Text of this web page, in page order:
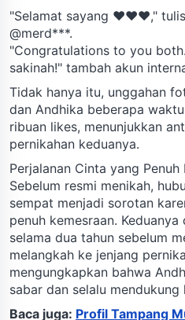
"Selamat sayang ❤️❤️❤️,"
@merd***.
"Congratulations to you
sakinah!" tambah akun
Tidak hanya itu, unggahan
dan Andhika beberapa
ribuan likes, menunjukkan
pernikahan keduanya.
Perjalanan Cinta yang Penuh
Sebelum resmi menikah,
sempat menjadi sorotan
penuh kemesraan.
selama dua tahun sebelum
melangkah ke jenjang
mengungkapkan bahwa
sabar dan selalu
Baca juga: Profil Tampang